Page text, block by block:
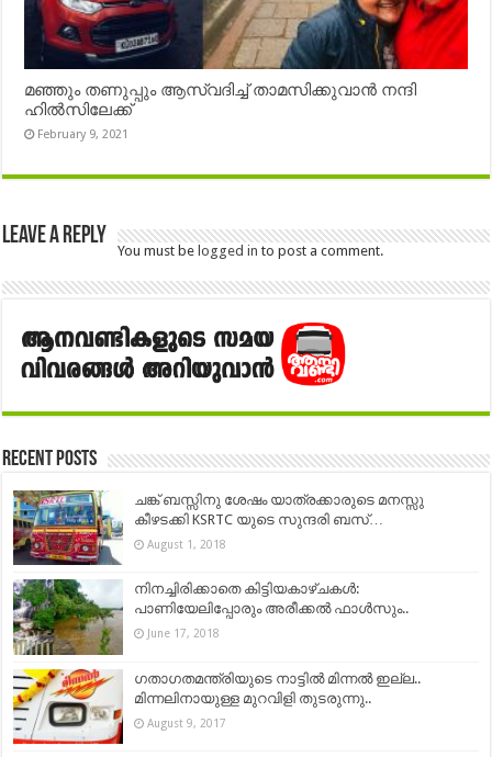
മഞ്ഞും തണുപ്പും ആസ്വദിച്ച് താമസിക്കുവാൻ നന്ദി
ഹിൽസിലേക്ക്
February 9, 2021
Leave a Reply
You must be logged in to post a comment.
Recent Posts
ചങ്ക് ബസ്സിനു ശേഷം യാത്രക്കാരുടെ മനസ്സു
കീഴടക്കി KSRTC യുടെ സുന്ദരി ബസ്…
August 1, 2018
നിനച്ചിരിക്കാതെ കിട്ടിയകാഴ്ചകൾ:
പാണിയേലിപ്പോരും അരീക്കൽ ഫാൾസും..
June 17, 2018
ഗതാഗതമന്ത്രിയുടെ നാട്ടില്‍ മിന്നല്‍ ഇല്ല..
മിന്നലിനായുള്ള മുറവിളി തുടരുന്നു..
August 9, 2017